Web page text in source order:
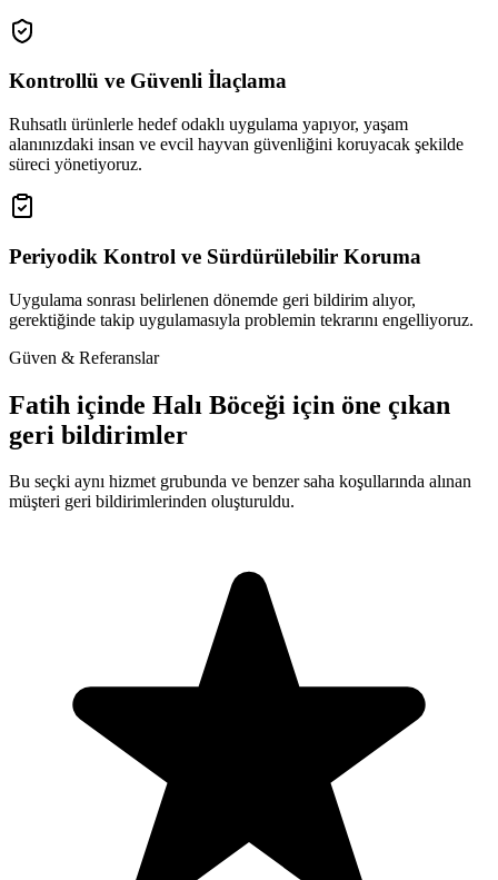
Kontrollü ve Güvenli İlaçlama
Ruhsatlı ürünlerle hedef odaklı uygulama yapıyor, yaşam
alanınızdaki insan ve evcil hayvan güvenliğini koruyacak şekilde
süreci yönetiyoruz.
Periyodik Kontrol ve Sürdürülebilir Koruma
Uygulama sonrası belirlenen dönemde geri bildirim alıyor,
gerektiğinde takip uygulamasıyla problemin tekrarını engelliyoruz.
Güven & Referanslar
Fatih içinde Halı Böceği için öne çıkan
geri bildirimler
Bu seçki aynı hizmet grubunda ve benzer saha koşullarında alınan
müşteri geri bildirimlerinden oluşturuldu.